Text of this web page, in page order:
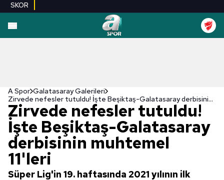
SKOR
EN YENILER
A Spor Galatasaray Galerileri
Zirvede nefesler tutuldu! İşte Beşiktaş-Galatasaray derbisinin muhtemel 11'leri
Zirvede nefesler tutuldu!
İşte Beşiktaş-Galatasaray
derbisinin muhtemel
11'leri
Süper Lig'in 19. haftasında 2021 yılının ilk